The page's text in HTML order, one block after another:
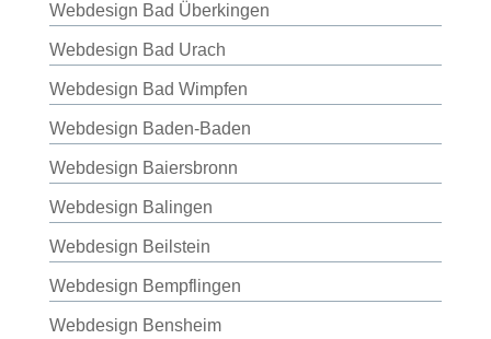
Webdesign Bad Überkingen
Webdesign Bad Urach
Webdesign Bad Wimpfen
Webdesign Baden-Baden
Webdesign Baiersbronn
Webdesign Balingen
Webdesign Beilstein
Webdesign Bempflingen
Webdesign Bensheim